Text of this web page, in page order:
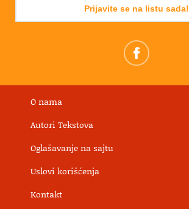
Prijavite se na listu sada!
O nama
Autori Tekstova
Oglašavanje na sajtu
Uslovi korišćenja
Kontakt